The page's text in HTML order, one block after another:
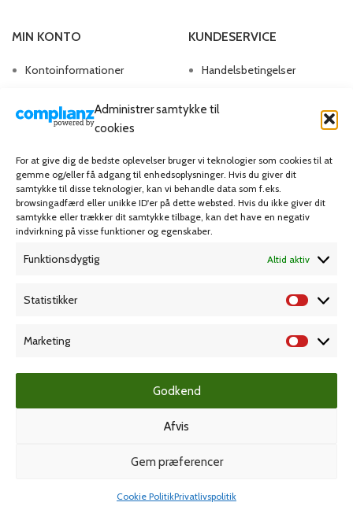
Administrer samtykke til
cookies
For at give dig de bedste oplevelser bruger vi teknologier som cookies til at
gemme og/eller få adgang til enhedsoplysninger. Hvis du giver dit
samtykke til disse teknologier, kan vi behandle data som f.eks.
browsingadfærd eller unikke ID'er på dette websted. Hvis du ikke giver dit
samtykke eller trækker dit samtykke tilbage, kan det have en negativ
indvirkning på visse funktioner og egenskaber.
Funktionsdygtig Altid aktiv
Statistikker
Marketing
Godkend
Afvis
Gem præferencer
Cookie PolitikPrivatlivspolitik
MIN KONTO
Kontoinformationer
Adresser
KUNDESERVICE
Handelsbetingelser
KAMPAGNE
Stero Stempelteknik
Spiralbind